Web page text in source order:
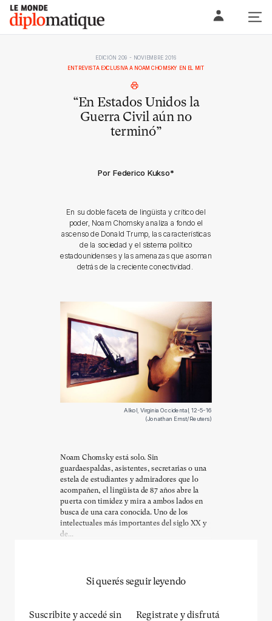
Skip
content
Le monde diplomatique
EDICIÓN 209 - NOVIEMBRE 2016
ENTREVISTA EXCLUSIVA A NOAM CHOMSKY EN EL MIT
“En Estados Unidos la
Guerra Civil aún no
terminó”
Por Federico Kukso*
En su doble faceta de lingüista y crítico del
poder, Noam Chomsky analiza a fondo el
ascenso de Donald Trump, las características
de la sociedad y el sistema político
estadounidenses y las amenazas que asoman
detrás de la creciente conectividad.
Alkol, Virginia Occidental, 12-5-16
(Jonathan Ernst/Reuters)
Noam Chomsky está solo. Sin
guardaespaldas, asistentes, secretarias o una
estela de estudiantes y admiradores que lo
acompañen, el lingüista de 87 años abre la
puerta con timidez y mira a ambos lados en
busca de una cara conocida. Uno de los
intelectuales más importantes del siglo XX y
de...
Si querés seguir leyendo
Suscribite y accedé sin
Registrate y disfrutá